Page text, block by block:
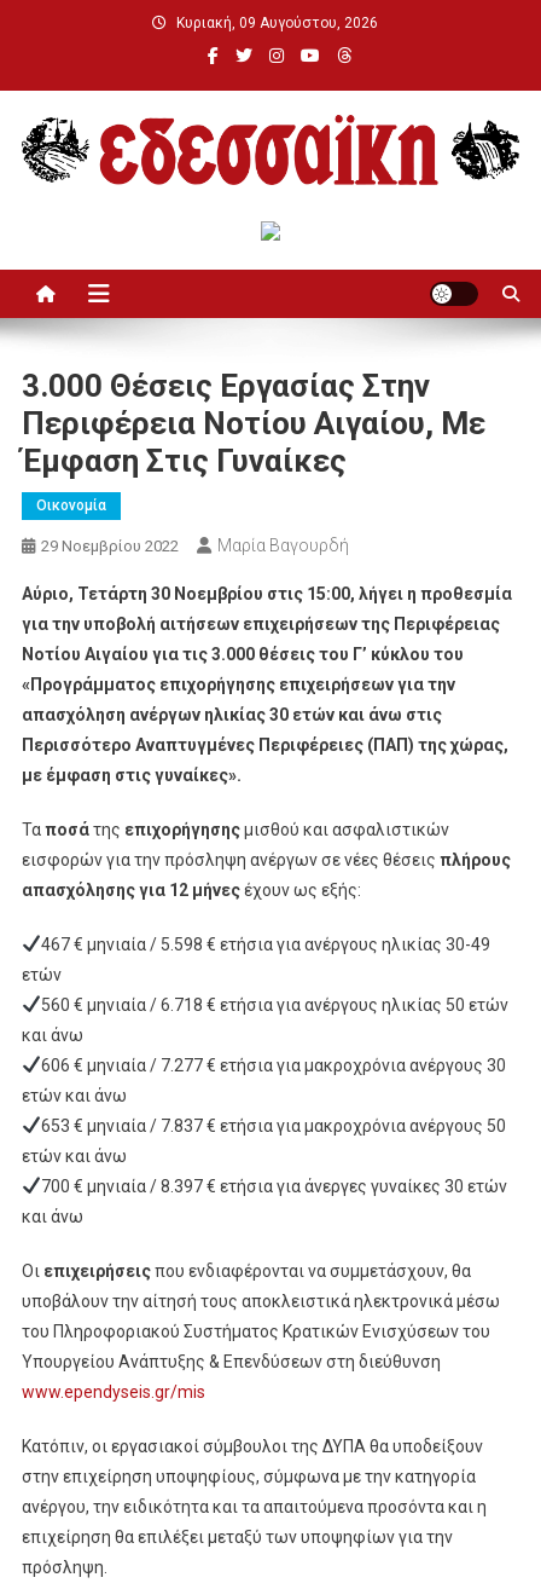
Κυριακή, 09 Αυγούστου, 2026
3.000 Θέσεις Εργασίας Στην
Περιφέρεια Νοτίου Αιγαίου, Με
Έμφαση Στις Γυναίκες
Οικονομία
29 Νοεμβρίου 2022 Μαρία Βαγουρδή
Αύριο, Τετάρτη 30 Νοεμβρίου στις 15:00, λήγει η προθεσμία
για την υποβολή αιτήσεων επιχειρήσεων της Περιφέρειας
Νοτίου Αιγαίου για τις 3.000 θέσεις του Γ’ κύκλου του
«Προγράμματος επιχορήγησης επιχειρήσεων για την
απασχόληση ανέργων ηλικίας 30 ετών και άνω στις
Περισσότερο Αναπτυγμένες Περιφέρειες (ΠΑΠ) της χώρας,
με έμφαση στις γυναίκες».
Ταποσάτης επιχορήγησηςμισθού και ασφαλιστικών
εισφορών για την πρόσληψη ανέργων σε νέες θέσεις πλήρους
απασχόλησης για 12 μήνεςέχουν ως εξής:
467 € μηνιαία / 5.598 € ετήσια για ανέργους ηλικίας 30-49
ετών
560 € μηνιαία / 6.718 € ετήσια για ανέργους ηλικίας 50 ετών
και άνω
606 € μηνιαία / 7.277 € ετήσια για μακροχρόνια ανέργους 30
ετών και άνω
653 € μηνιαία / 7.837 € ετήσια για μακροχρόνια ανέργους 50
ετών και άνω
700 € μηνιαία / 8.397 € ετήσια για άνεργες γυναίκες 30 ετών
και άνω
Οι επιχειρήσειςπου ενδιαφέρονται να συμμετάσχουν, θα
υποβάλουν την αίτησή τους αποκλειστικά ηλεκτρονικά μέσω
του Πληροφοριακού Συστήματος Κρατικών Ενισχύσεων του
Υπουργείου Ανάπτυξης & Επενδύσεων στη διεύθυνση
www.ependyseis.gr/mis
Κατόπιν, οι εργασιακοί σύμβουλοι της ΔΥΠΑ θα υποδείξουν
στην επιχείρηση υποψηφίους, σύμφωνα με την κατηγορία
ανέργου, την ειδικότητα και τα απαιτούμενα προσόντα και η
επιχείρηση θα επιλέξει μεταξύ των υποψηφίων για την
πρόσληψη.